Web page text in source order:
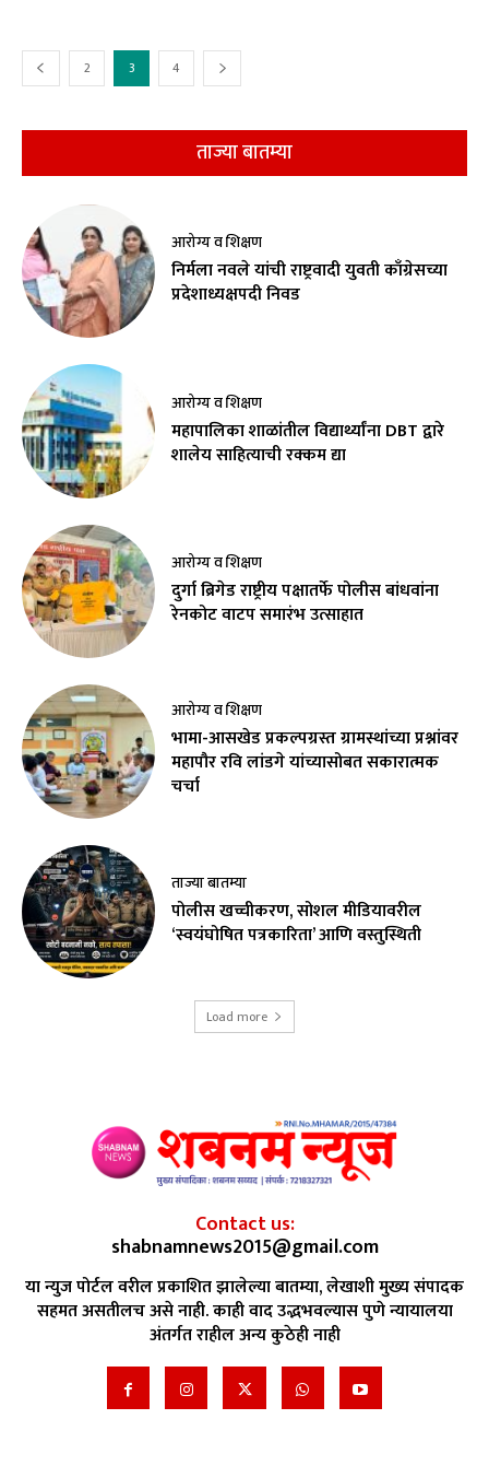
2 3 4
ताज्या बातम्या
आरोग्य व शिक्षण
निर्मला नवले यांची राष्ट्रवादी युवती काँग्रेसच्या
प्रदेशाध्यक्षपदी निवड
आरोग्य व शिक्षण
महापालिका शाळांतील विद्यार्थ्यांना DBT द्वारे
शालेय साहित्याची रक्कम द्या
आरोग्य व शिक्षण
दुर्गा ब्रिगेड राष्ट्रीय पक्षातर्फे पोलीस बांधवांना
रेनकोट वाटप समारंभ उत्साहात
आरोग्य व शिक्षण
भामा-आसखेड प्रकल्पग्रस्त ग्रामस्थांच्या प्रश्नांवर
महापौर रवि लांडगे यांच्यासोबत सकारात्मक
चर्चा
ताज्या बातम्या
पोलीस खच्चीकरण, सोशल मीडियावरील
‘स्वयंघोषित पत्रकारिता’ आणि वस्तुस्थिती
Load more
Contact us:
shabnamnews2015@gmail.com
या न्युज पोर्टल वरील प्रकाशित झालेल्या बातम्या, लेखाशी मुख्य संपादक
सहमत असतीलच असे नाही. काही वाद उद्भभवल्यास पुणे न्यायालया
अंतर्गत राहील अन्य कुठेही नाही